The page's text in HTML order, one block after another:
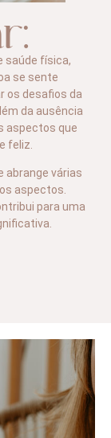
saúde física,
se sente
os desafios da
da ausência
aspectos que
feliz.
abrange várias
aspectos.
para uma